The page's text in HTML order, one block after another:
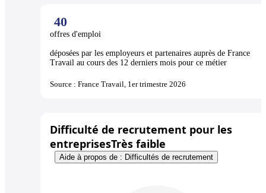
40
offres d'emploi
déposées par les employeurs et partenaires auprès de France
Travail au cours des 12 derniers mois pour ce métier
Source : France Travail, 1er trimestre 2026
Difficulté de recrutement pour les
entreprisesTrès faible
Aide à propos de : Difficultés de recrutement